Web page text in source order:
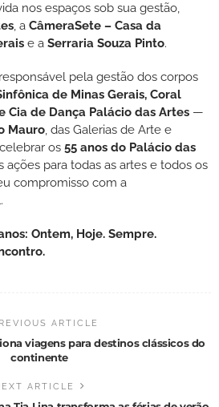
nos espaços sob sua gestão,
, a CâmeraSete – Casa da
e a Serraria Souza Pinto.
pela gestão dos corpos
de Minas Gerais, Coral
Cia de Dança Palácio das Artes —
Mauro, das Galerias de Arte e
os 55 anos do Palácio das
ações para todas as artes e todos os
compromisso com a
Ontem, Hoje. Sempre.
ARTICLE
viagens para destinos clássicos do
continente
ARTICLE